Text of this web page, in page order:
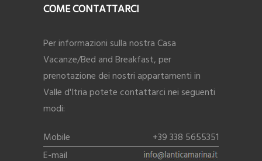
COME CONTATTARCI
Per informazioni sulla nostra Casa
Vacanze/Bed and Breakfast, per
prenotazione dei nostri appartamenti in
Valle d'Itria potete contattarci nei seguenti
modi:
Mobile
+39 338 5655351
E-mail